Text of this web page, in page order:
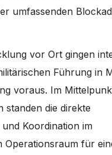
umfassenden
vor Ort gingen
Führung in
voraus. Im
standen die direkte
Koordination im
Operationsraum für